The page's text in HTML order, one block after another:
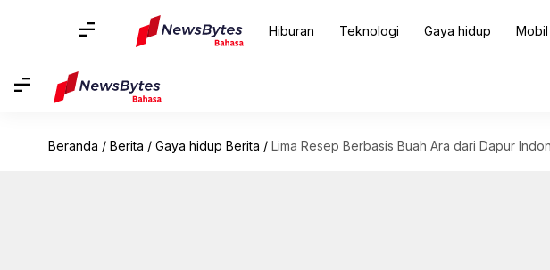
Hiburan Teknologi Gaya hidup Mobil
Beranda / Berita / Gaya hidup Berita / Lima Resep Berbasis Buah Ara dari Dapur